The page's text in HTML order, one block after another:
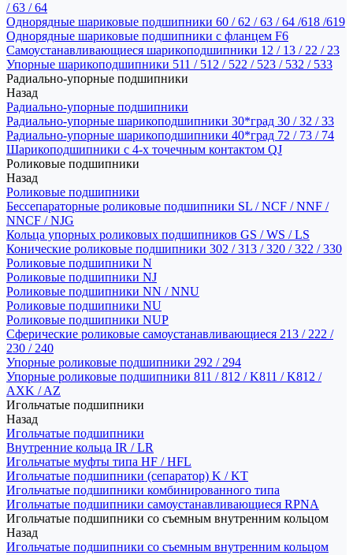
/ 63 / 64
Однорядные шариковые подшипники 60 / 62 / 63 / 64 /618 /619
Однорядные шариковые подшипники с фланцем F6
Самоустанавливающиеся шарикоподшипники 12 / 13 / 22 / 23
Упорные шарикоподшипники 511 / 512 / 522 / 523 / 532 / 533
Радиально-упорные подшипники
Назад
Радиально-упорные подшипники
Радиально-упорные шарикоподшипники 30*град 30 / 32 / 33
Радиально-упорные шарикоподшипники 40*град 72 / 73 / 74
Шарикоподшипники с 4-х точечным контактом QJ
Роликовые подшипники
Назад
Роликовые подшипники
Бессепараторные роликовые подшипники SL / NCF / NNF /
NNCF / NJG
Кольца упорных роликовых подшипников GS / WS / LS
Конические роликовые подшипники 302 / 313 / 320 / 322 / 330
Роликовые подшипники N
Роликовые подшипники NJ
Роликовые подшипники NN / NNU
Роликовые подшипники NU
Роликовые подшипники NUP
Сферические роликовые самоустанавливающиеся 213 / 222 /
230 / 240
Упорные роликовые подшипники 292 / 294
Упорные роликовые подшипники 811 / 812 / K811 / K812 /
AXK / AZ
Игольчатые подшипники
Назад
Игольчатые подшипники
Внутренние кольца IR / LR
Игольчатые муфты типа HF / HFL
Игольчатые подшипники (сепаратор) K / KT
Игольчатые подшипники комбинированного типа
Игольчатые подшипники самоустанавливающиеся RPNA
Игольчатые подшипники со съемным внутренним кольцом
Назад
Игольчатые подшипники со съемным внутренним кольцом